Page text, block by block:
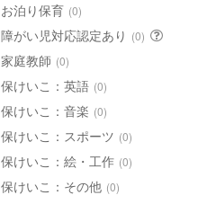
お泊り保育 (0)
障がい児対応認定あり (0)
家庭教師 (0)
保けいこ：英語 (0)
保けいこ：音楽 (0)
保けいこ：スポーツ (0)
保けいこ：絵・工作 (0)
保けいこ：その他 (0)